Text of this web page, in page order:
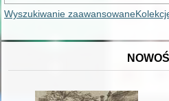
Wyszukiwanie zaawansowane